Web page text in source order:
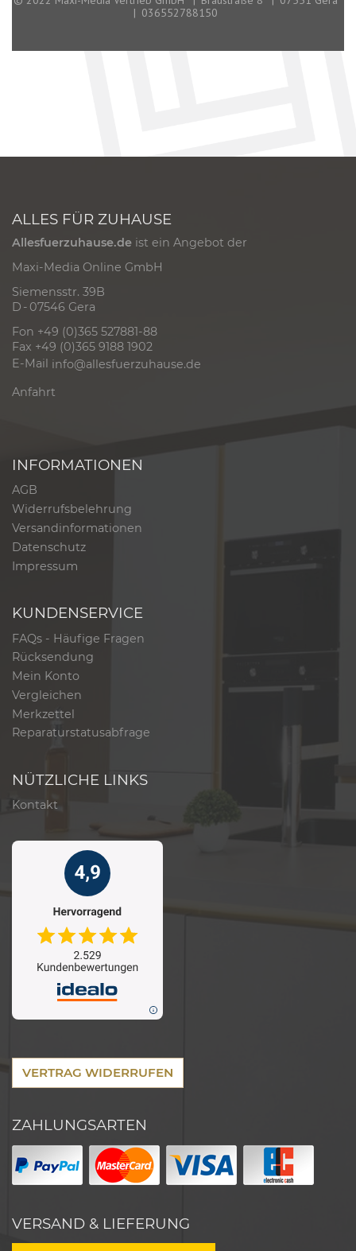
ALLES FÜR ZUHAUSE
Allesfuerzuhause.de ist ein Angebot der
Maxi-Media Online GmbH
Siemensstr. 39B
D - 07546 Gera
Fon +49 (0)365 527881-88
Fax +49 (0)365 9188 1902
E-Mail info@allesfuerzuhause.de
Anfahrt
INFORMATIONEN
AGB
Widerrufsbelehrung
Versandinformationen
Datenschutz
Impressum
KUNDENSERVICE
FAQs - Häufige Fragen
Rücksendung
Mein Konto
Vergleichen
Merkzettel
Reparaturstatusabfrage
NÜTZLICHE LINKS
Kontakt
VERTRAG WIDERRUFEN
ZAHLUNGSARTEN
VERSAND & LIEFERUNG